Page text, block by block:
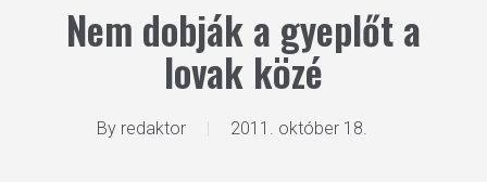
Nem dobják a gyeplőt a
lovak közé
By redaktor 2011. október 18.